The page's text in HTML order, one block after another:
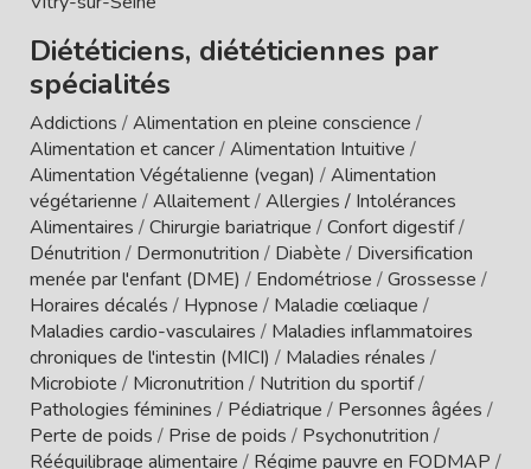
Diététiciens, diététiciennes par
spécialités
Addictions /Alimentation en pleine conscience /
Alimentation et cancer/Alimentation Intuitive /
Alimentation Végétalienne (vegan) /Alimentation
végétarienne /Allaitement/Allergies / Intolérances
Alimentaires /Chirurgie bariatrique /Confort digestif/
Dénutrition / Dermonutrition / Diabète / Diversification
menée par l'enfant (DME) / Endométriose /Grossesse /
Horaires décalés / Hypnose / Maladie cœliaque /
Maladies cardio-vasculaires / Maladies inflammatoires
chroniques de l'intestin (MICI) / Maladies rénales /
Microbiote / Micronutrition / Nutrition du sportif/
Pathologies féminines / Pédiatrique / Personnes âgées /
Perte de poids / Prise de poids / Psychonutrition /
Rééquilibrage alimentaire / Régime pauvre en FODMAP /